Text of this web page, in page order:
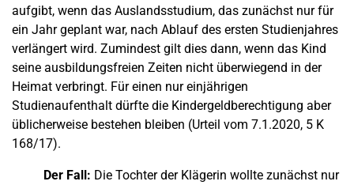
aufgibt, wenn das Auslandsstudium, das zunächst nur für
ein Jahr geplant war, nach Ablauf des ersten Studienjahres
verlängert wird. Zumindest gilt dies dann, wenn das Kind
seine ausbildungsfreien Zeiten nicht überwiegend in der
Heimat verbringt. Für einen nur einjährigen
Studienaufenthalt dürfte die Kindergeldberechtigung aber
üblicherweise bestehen bleiben (Urteil vom 7.1.2020, 5 K
168/17).
Der Fall: Die Tochter der Klägerin wollte zunächst nur